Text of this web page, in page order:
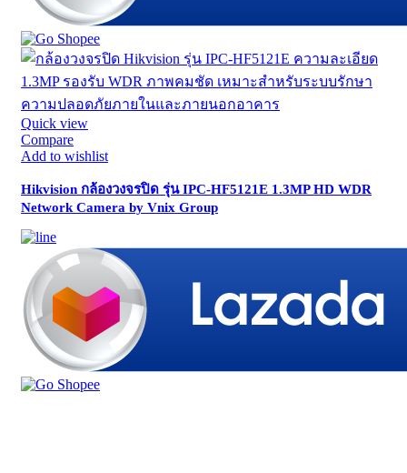
Quick view
Compare
Add to wishlist
Hikvision กล้องวงจรปิด รุ่น IPC-HF5121E 1.3MP HD WDR
Network Camera by Vnix Group